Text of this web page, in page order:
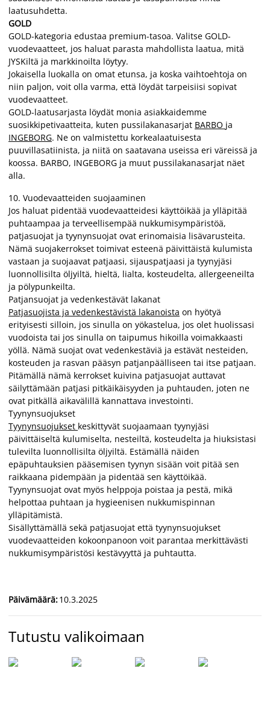
laatusuhdetta.
GOLD
GOLD-kategoria edustaa premium-tasoa. Valitse GOLD-
vuodevaatteet, jos haluat parasta mahdollista laatua, mitä
JYSKiltä ja markkinoilta löytyy.
Jokaisella luokalla on omat etunsa, ja koska vaihtoehtoja on
niin paljon, voit olla varma, että löydät tarpeisiisi sopivat
vuodevaatteet.
GOLD-laatusarjasta löydät monia asiakkaidemme
suosikkipetivaatteita, kuten pussilakanasarjat BARBO ja
INGEBORG. Ne on valmistettu korkealaatuisesta
puuvillasatiinista, ja niitä on saatavana useissa eri väreissä ja
koossa. BARBO, INGEBORG ja muut pussilakanasarjat näet
alla.
10. Vuodevaatteiden suojaaminen
Jos haluat pidentää vuodevaatteidesi käyttöikää ja ylläpitää
puhtaampaa ja terveellisempää nukkumisympäristöä,
patjasuojat ja tyynynsuojat ovat erinomaisia lisävarusteita.
Nämä suojakerrokset toimivat esteenä päivittäistä kulumista
vastaan ja suojaavat patjaasi, sijauspatjaasi ja tyynyjäsi
luonnollisilta öljyiltä, hieltä, lialta, kosteudelta, allergeeneilta
ja pölypunkeilta.
Patjansuojat ja vedenkestävät lakanat
Patjasuojista ja vedenkestävistä lakanoista on hyötyä
erityisesti silloin, jos sinulla on yökastelua, jos olet huolissasi
vuodoista tai jos sinulla on taipumus hikoilla voimakkaasti
yöllä. Nämä suojat ovat vedenkestäviä ja estävät nesteiden,
kosteuden ja rasvan pääsyn patjanpäälliseen tai itse patjaan.
Pitämällä nämä kerrokset kuivina patjasuojat auttavat
säilyttämään patjasi pitkäikäisyyden ja puhtauden, joten ne
ovat pitkällä aikavälillä kannattava investointi.
Tyynynsuojukset
Tyynynsuojukset keskittyvät suojaamaan tyynyjäsi
päivittäiseltä kulumiselta, nesteiltä, kosteudelta ja hiuksistasi
tulevilta luonnollisilta öljyiltä. Estämällä näiden
epäpuhtauksien pääsemisen tyynyn sisään voit pitää sen
raikkaana pidempään ja pidentää sen käyttöikää.
Tyynynsuojat ovat myös helppoja poistaa ja pestä, mikä
helpottaa puhtaan ja hygieenisen nukkumispinnan
ylläpitämistä.
Sisällyttämällä sekä patjasuojat että tyynynsuojukset
vuodevaatteiden kokoonpanoon voit parantaa merkittävästi
nukkumisympäristösi kestävyyttä ja puhtautta.
Päivämäärä:10.3.2025
Tutustu valikoimaan